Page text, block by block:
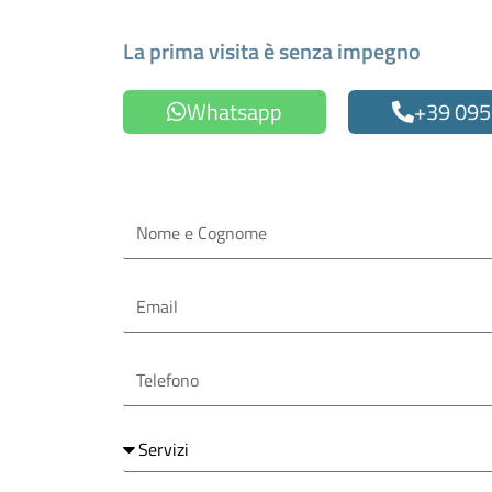
La prima visita è senza impegno
Whatsapp
+39
Cognome
Servizi